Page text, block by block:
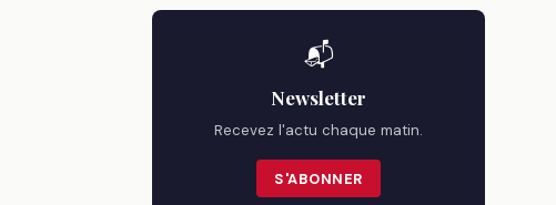
📬
Newsletter
Recevez l'actu chaque matin.
S'ABONNER